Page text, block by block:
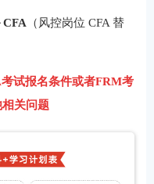
CFA （风控岗位 CFA 替
试报名条件或者FRM考
关问题